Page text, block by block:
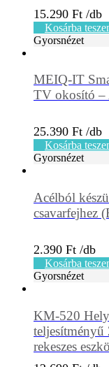
15.290 Ft
Kosárba
Gyorsnézet
MEIQ-IT
TV okosító
25.390 Ft
Kosárba
Gyorsnézet
Acélból
csavarfejhez
2.390 Ft
Kosárba
Gyorsnézet
KM-520
rekeszes